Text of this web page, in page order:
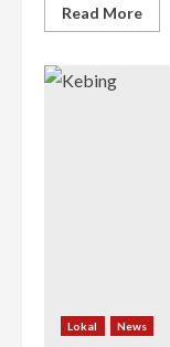
Read MoreRead
more
Lokal News